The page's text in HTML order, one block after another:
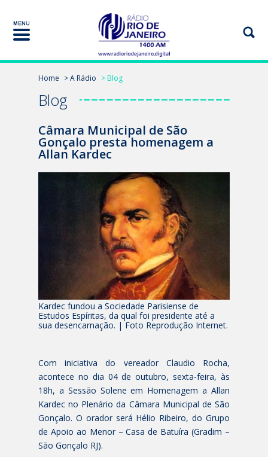
Home > A Rádio > Blog
Blog
Câmara Municipal de São
Gonçalo presta homenagem a
Allan Kardec
Kardec fundou a Sociedade Parisiense de
Estudos Espíritas, da qual foi presidente até a
sua desencarnação. | Foto Reprodução Internet.
Com iniciativa do vereador Claudio Rocha,
acontece no dia 04 de outubro, sexta-feira, às
18h, a Sessão Solene em Homenagem a Allan
Kardec no Plenário da Câmara Municipal de São
Gonçalo. O orador será Hélio Ribeiro, do Grupo
de Apoio ao Menor – Casa de Batuíra (Gradim –
São Gonçalo RJ).